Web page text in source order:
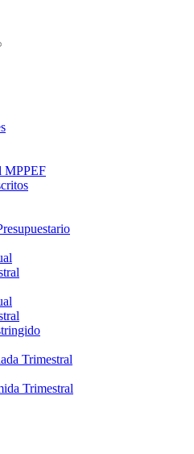
MPPEF
Trimestral
Trimestral